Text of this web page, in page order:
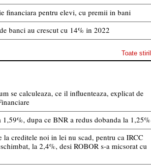
financiara pentru elevi, cu premii in bani
banci au crescut cu 14% in 2022
Toate
se calculeaza, ce il influenteaza, explicat de
1,59%, dupa ce BNR a redus dobanda la 1,25%
la creditele noi in lei nu scad, pentru ca IRCC
la 2,4%, desi ROBOR s-a micsorat cu